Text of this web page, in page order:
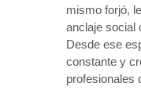
mismo forjó,
anclaje social
Desde ese
constante y
profesionales